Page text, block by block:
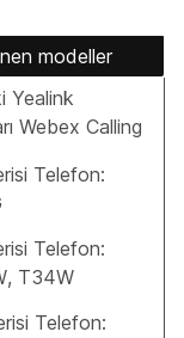
modeller
Yealink
Webex Calling
Telefon:
Telefon:
T34W
Telefon: